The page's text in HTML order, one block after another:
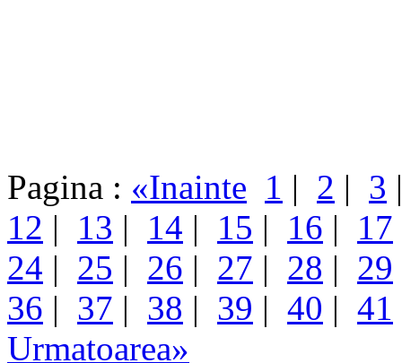
Pagina : «Inainte 1 | 2 | 3
12 | 13 | 14 | 15 | 16 | 17
24 | 25 | 26 | 27 | 28 | 29
36 | 37 | 38 | 39 | 40 | 41
Urmatoarea»